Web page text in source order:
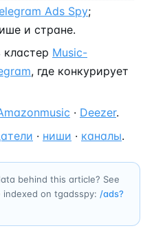
Ads Spy;
и стране.
Music-
, где конкурирует
· Deezer.
· ниши · каналы.
behind this article? See
on tgadsspy: /ads?